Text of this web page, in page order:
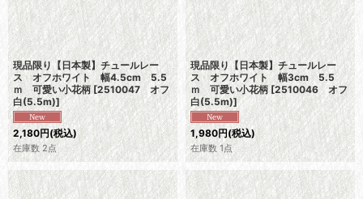
現品限り【日本製】チュールレー
ス オフホワイト 幅4.5cm 5.5
ｍ 可愛い小花柄 [2510047 オフ
白(5.5m)]
2,180円(税込)
在庫数 2点
現品限り【日本製】チュールレー
ス オフホワイト 幅3cm 5.5
ｍ 可愛い小花柄 [2510046 オフ
白(5.5m)]
1,980円(税込)
在庫数 1点